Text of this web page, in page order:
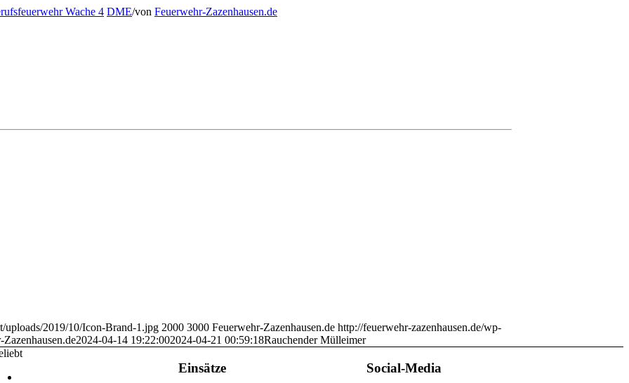
Wache 4 DME/von Feuerwehr-Zazenhausen.de
uploads/2019/10/Icon-Brand-1.jpg 2000 3000 Feuerwehr-Zazenhausen.de http://feuerwehr-zazenhausen.de/wp-
Zazenhausen.de2024-04-14 19:22:002024-04-21 00:59:18Rauchender Mülleimer
Einsätze Social-Media